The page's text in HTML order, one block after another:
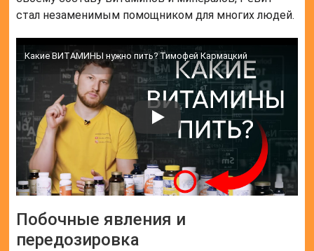
стал незаменимым помощником для многих людей.
Какие ВИТАМИНЫ нужно пить? Тимофей Кармацкий
Побочные явления и
передозировка